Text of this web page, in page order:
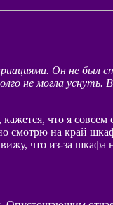
Он не был
не могла уснуть.
что я совсем
смотрю на край
что из-за шкафа